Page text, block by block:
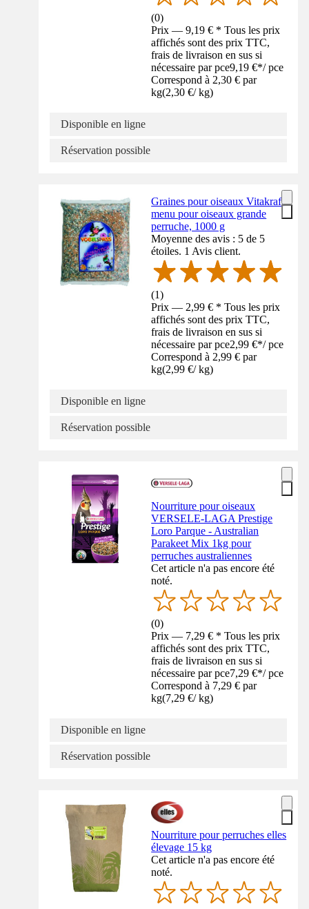
(0)
Prix — 9,19 € * Tous les prix
affichés sont des prix TTC,
frais de livraison en sus si
nécessaire par pce9,19 €*/ pce
Correspond à 2,30 € par
kg(2,30 €/ kg)
Disponible en ligne
Réservation possible
Graines pour oiseaux Vitakraft
menu pour oiseaux grande
perruche, 1000 g
Moyenne des avis : 5 de 5
étoiles. 1 Avis client.
(1)
Prix — 2,99 € * Tous les prix
affichés sont des prix TTC,
frais de livraison en sus si
nécessaire par pce2,99 €*/ pce
Correspond à 2,99 € par
kg(2,99 €/ kg)
Disponible en ligne
Réservation possible
Nourriture pour oiseaux
VERSELE-LAGA Prestige
Loro Parque - Australian
Parakeet Mix 1kg pour
perruches australiennes
Cet article n'a pas encore été
noté.
(0)
Prix — 7,29 € * Tous les prix
affichés sont des prix TTC,
frais de livraison en sus si
nécessaire par pce7,29 €*/ pce
Correspond à 7,29 € par
kg(7,29 €/ kg)
Disponible en ligne
Réservation possible
Nourriture pour perruches elles
élevage 15 kg
Cet article n'a pas encore été
noté.